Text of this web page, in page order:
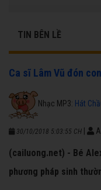
TIN BÊN LỀ
Ca sĩ Lâm Vũ đón
Nhạc MP3: Hát
30/10/2018 5:03:55 CH
(cailuong.net) - Bé
phương pháp sinh